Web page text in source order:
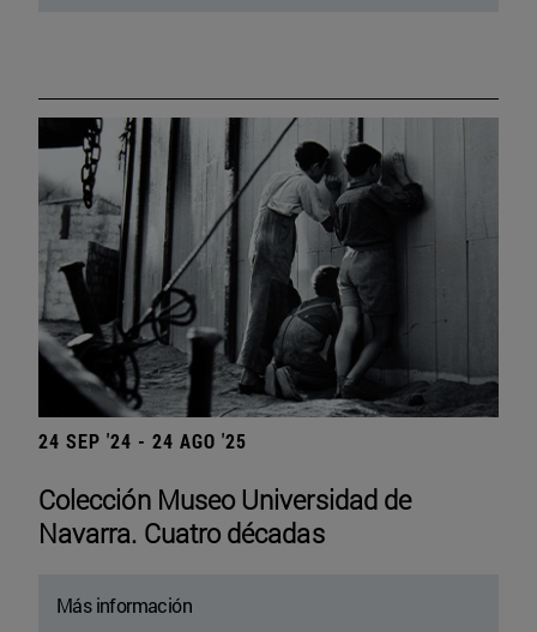
24 SEP '24 - 24 AGO '25
Colección Museo Universidad de
Navarra. Cuatro décadas
Más información